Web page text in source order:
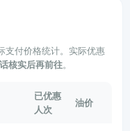
支付价格统计。实际优惠
核实后再前往。
已优惠
人次
油价